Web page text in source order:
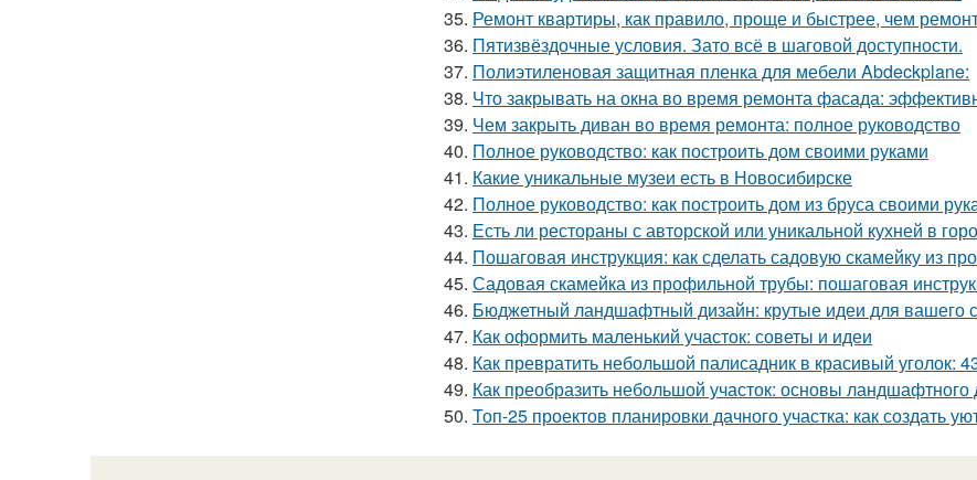
35. Ремонт квартиры, как правило, проще и быстрее, чем
36. Пятизвёздочные условия. Зато всё в шаговой доступности.
37. Полиэтиленовая защитная пленка для мебели Abdeckplane:
38. Что закрывать на окна во время ремонта фасада:
39. Чем закрыть диван во время ремонта: полное руководство
40. Полное руководство: как построить дом своими руками
41. Какие уникальные музеи есть в Новосибирске
42. Полное руководство: как построить дом из бруса своими
43. Есть ли рестораны с авторской или уникальной кухней в
44. Пошаговая инструкция: как сделать садовую скамейку из
45. Садовая скамейка из профильной трубы: пошаговая
46. Бюджетный ландшафтный дизайн: крутые идеи для вашего
47. Как оформить маленький участок: советы и идеи
48. Как превратить небольшой палисадник в красивый уголок:
49. Как преобразить небольшой участок: основы ландшафтного
50. Топ-25 проектов планировки дачного участка: как создать